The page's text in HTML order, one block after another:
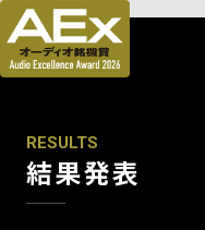
RESULTS
結果発表